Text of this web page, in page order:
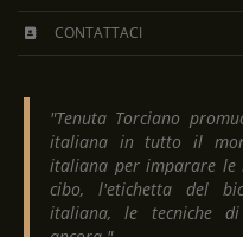
CONTATTACI
"Tenuta Torciano
italiana in tutto il
italiana per imparare le
cibo, l'etichetta del
italiana, le tecniche